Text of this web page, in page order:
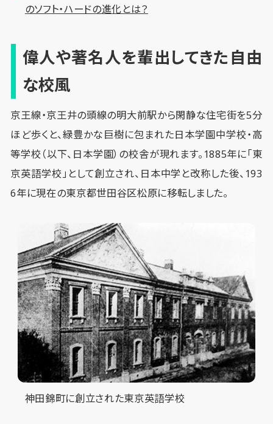
のソフト・ハードの進化とは？
偉人や著名人を輩出してきた自由
な校風
京王線・京王井の頭線の明大前駅から閑静な住宅街を5分
ほど歩くと、緑豊かな巨樹に包まれた日本学園中学校・高
等学校（以下、日本学園）の校舎が現れます。1885年に「東
京英語学校」として創立され、日本中学と改称した後、193
6年に現在の東京都世田谷区松原に移転しました。
神田錦町に創立された東京英語学校